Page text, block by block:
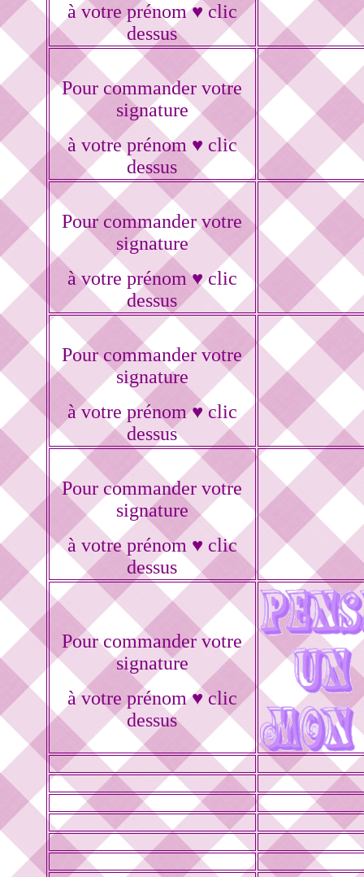
à votre prénom ♥ clic
dessus
Pour commander votre
signature
à votre prénom ♥ clic
dessus
Pour commander votre
signature
à votre prénom ♥ clic
dessus
Pour commander votre
signature
à votre prénom ♥ clic
dessus
Pour commander votre
signature
à votre prénom ♥ clic
dessus
Pour commander votre
signature
à votre prénom ♥ clic
dessus